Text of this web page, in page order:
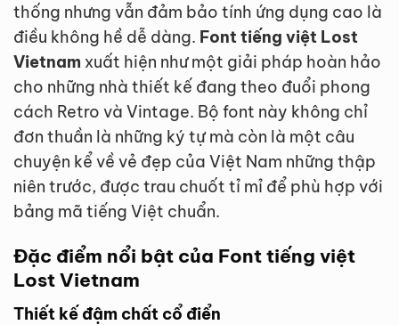
thống nhưng vẫn đảm bảo tính ứng dụng cao là
điều không hề dễ dàng. Font tiếng việt Lost
Vietnam xuất hiện như một giải pháp hoàn hảo
cho những nhà thiết kế đang theo đuổi phong
cách Retro và Vintage. Bộ font này không chỉ
đơn thuần là những ký tự mà còn là một câu
chuyện kể về vẻ đẹp của Việt Nam những thập
niên trước, được trau chuốt tỉ mỉ để phù hợp với
bảng mã tiếng Việt chuẩn.
Đặc điểm nổi bật của Font tiếng việt
Lost Vietnam
Thiết kế đậm chất cổ điển